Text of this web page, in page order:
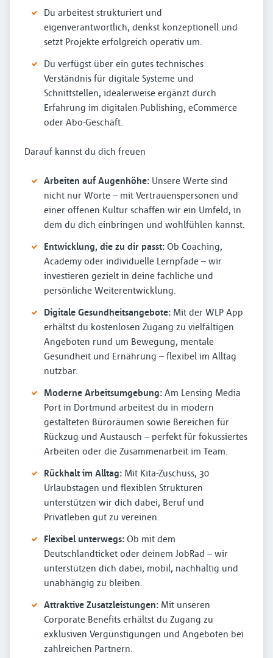
Du arbeitest strukturiert und
eigenverantwortlich, denkst konzeptionell und
setzt Projekte erfolgreich operativ um.
Du verfügst über ein gutes technisches
Verständnis für digitale Systeme und
Schnittstellen, idealerweise ergänzt durch
Erfahrung im digitalen Publishing, eCommerce
oder Abo-Geschäft.
Darauf kannst du dich freuen
Arbeiten auf Augenhöhe: Unsere Werte sind
nicht nur Worte – mit Vertrauenspersonen und
einer offenen Kultur schaffen wir ein Umfeld, in
dem du dich einbringen und wohlfühlen kannst.
Entwicklung, die zu dir passt: Ob Coaching,
Academy oder individuelle Lernpfade – wir
investieren gezielt in deine fachliche und
persönliche Weiterentwicklung.
Digitale Gesundheitsangebote: Mit der WLP App
erhältst du kostenlosen Zugang zu vielfältigen
Angeboten rund um Bewegung, mentale
Gesundheit und Ernährung – flexibel im Alltag
nutzbar.
Moderne Arbeitsumgebung: Am Lensing Media
Port in Dortmund arbeitest du in modern
gestalteten Büroräumen sowie Bereichen für
Rückzug und Austausch – perfekt für fokussiertes
Arbeiten oder die Zusammenarbeit im Team.
Rückhalt im Alltag: Mit Kita-Zuschuss, 30
Urlaubstagen und flexiblen Strukturen
unterstützen wir dich dabei, Beruf und
Privatleben gut zu vereinen.
Flexibel unterwegs: Ob mit dem
Deutschlandticket oder deinem JobRad – wir
unterstützen dich dabei, mobil, nachhaltig und
unabhängig zu bleiben.
Attraktive Zusatzleistungen: Mit unseren
Corporate Benefits erhältst du Zugang zu
exklusiven Vergünstigungen und Angeboten bei
zahlreichen Partnern.